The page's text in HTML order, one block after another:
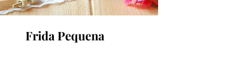
Frida Pequena